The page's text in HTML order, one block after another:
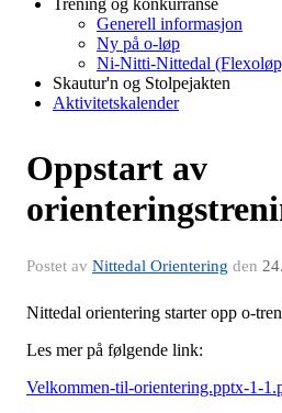
Trening og konkurranse
Generell informasjon
Ny på o-løp
Ni-Nitti-Nittedal
Skautur'n og Stolpejakten
Aktivitetskalender
Oppstart av
Postet av Nittedal Orientering den
Nittedal orientering starter opp o-
Les mer på følgende link:
Velkommen-til-orientering.pptx-1-